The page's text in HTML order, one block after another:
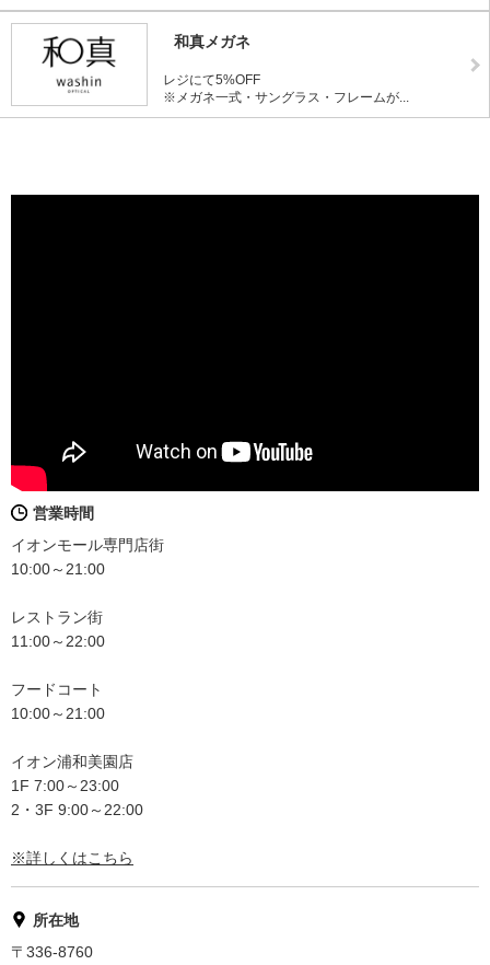
和真メガネ
レジにて5%OFF
※メガネ一式・サングラス・フレームが...
営業時間
イオンモール専門店街
10:00～21:00
レストラン街
11:00～22:00
フードコート
10:00～21:00
イオン浦和美園店
1F 7:00～23:00
2・3F 9:00～22:00
※詳しくはこちら
所在地
〒336-8760